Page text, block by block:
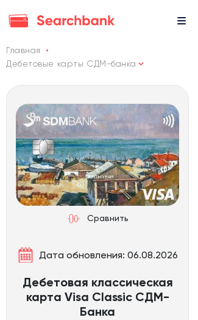
Главная
Дебетовые карты СДМ-банка
Сравнить
Дата обновления: 06.08.2026
Дебетовая классическая
карта Visa Classic СДМ-
Банка